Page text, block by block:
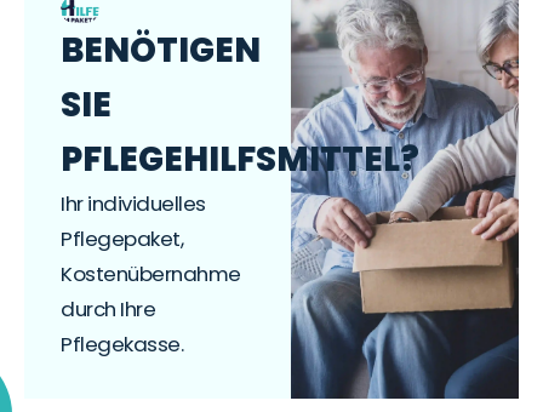
BENÖTIGEN
SIE
PFLEGEHILFSMITTEL?
Ihr individuelles
Pflegepaket,
Kostenübernahme
durch Ihre
Pflegekasse.